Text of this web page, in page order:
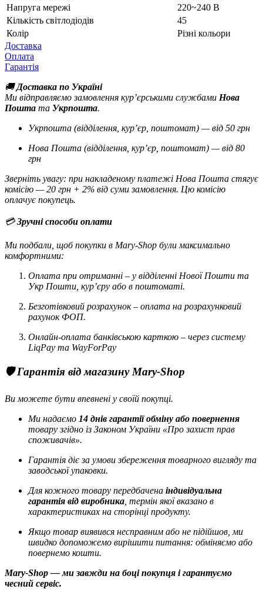
Напруга мережі
220~240 В
Кількість світлодіодів
45
Колір
Різні кольори
Доставка
Оплата
Гарантія
🚚Доставка по Україні
Ми відправляємо замовлення кур’єрськими службами Нова
Пошта та Укрпошта.
Укрпошта (відділення, кур’єр, поштомат) — від 50 грн
Нова Пошта (відділення, кур’єр, поштомат) — від 80
грн
Зверніть увагу: при накладеному платежі Нова Пошта стягує
комісію — 20 грн + 2% від суми замовлення. Цю комісію
оплачує покупець.
💳Зручні способи оплати
Ми подбали, щоб покупки в Mary-Shop були максимально
комфортними:
Оплата при отриманні – у відділенні Нової Пошти та
Укр Пошти, кур’єру або в поштоматі.
Безготівковий розрахунок – оплата на розрахунковий
рахунок ФОП.
Онлайн-оплата банківською карткою – через систему
LiqPay та WayForPay
🛡️ Гарантія від магазину Mary-Shop
Ви можете бути впевнені у своїй покупці.
Ми надаємо 14 днів гарантії обміну або повернення
товару згідно із Законом України «Про захист прав
споживачів».
Гарантія діє за умови збереження товарного вигляду та
заводської упаковки.
Для кожного товару передбачена індивідуальна
гарантія від виробника , термін якої вказано в
характеристиках на сторінці продукту.
Якщо товар виявився несправним або не підійшов, ми
швидко допоможемо вирішити питання: обміняємо або
повернемо кошти.
Mary-Shop — ми завжди на боці покупця і гарантуємо
чесний сервіс.